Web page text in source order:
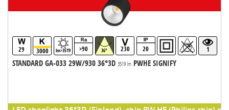
29 3000 lm>3519 >90 36° 230 20 1
STANDARD GA-033 29W/930 36°3D 3519 lmPWHE SIGNIFY